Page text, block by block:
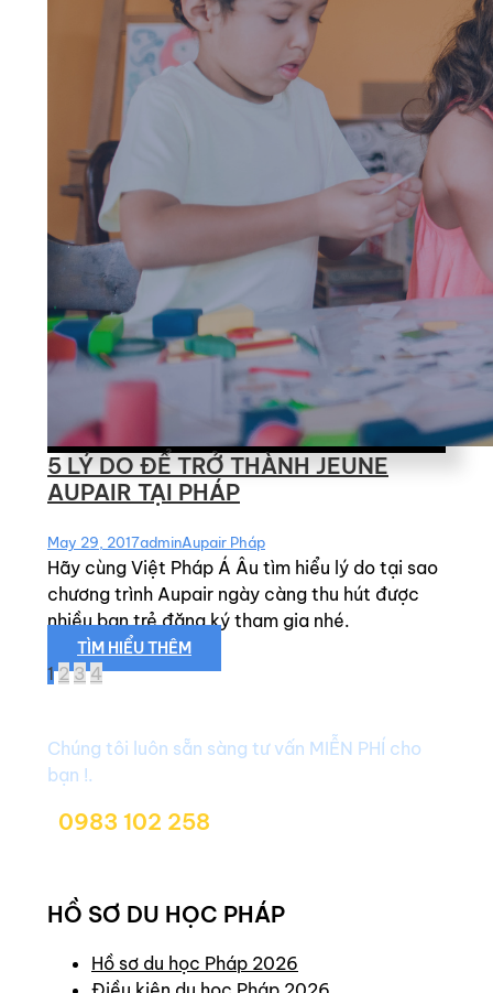
5 LÝ DO ĐỂ TRỞ THÀNH JEUNE
AUPAIR TẠI PHÁP
May 29, 2017adminAupair Pháp
Hãy cùng Việt Pháp Á Âu tìm hiểu lý do tại sao
chương trình Aupair ngày càng thu hút được
nhiều bạn trẻ đăng ký tham gia nhé.
TÌM HIỂU THÊM
1 2 3 4
Chúng tôi luôn sẵn sàng tư vấn MIỄN PHÍ cho
bạn !.
0983 102 258
HỒ SƠ DU HỌC PHÁP
Hồ sơ du học Pháp 2026